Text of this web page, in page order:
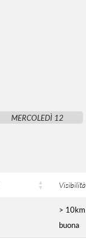
MERCOLEDÌ 12
Visibilità
> 10km
buona